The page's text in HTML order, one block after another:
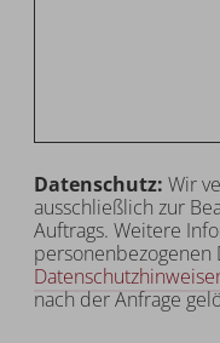
Datenschutz:Wir
ausschließlich zur
Auftrags. Weitere
personenbezogenen
nach der Anfrage